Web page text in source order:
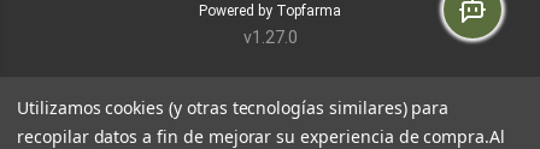
Powered by Topfarma
v1.27.0
Utilizamos cookies (y otras tecnologías similares) para
recopilar datos a fin de mejorar su experiencia de compra.Al